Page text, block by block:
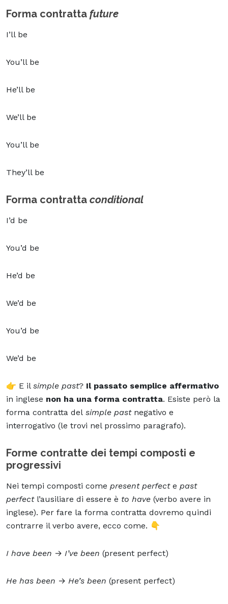
Forma contratta future
I’ll be
You’ll be
He’ll be
We’ll be
You’ll be
They’ll be
Forma contratta conditional
I’d be
You’d be
He’d be
We’d be
You’d be
We’d be
👉 E il simple past? Il passato semplice affermativo
in inglese non ha una forma contratta. Esiste però la
forma contratta del simple pastnegativo e
interrogativo (le trovi nel prossimo paragrafo).
Forme contratte dei tempi composti e
progressivi
Nei tempi composti come present perfecte past
perfectl’ausiliare di essere è to have (verbo avere in
inglese). Per fare la forma contratta dovremo quindi
contrarre il verbo avere, ecco come. 👇
I have been → I’ve been (present perfect)
He has been → He’s been (present perfect)